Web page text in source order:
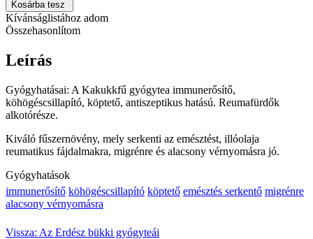
Kosárba tesz
Kívánságlistához adom
Összehasonlítom
Leírás
Gyógyhatásai: A Kakukkfű gyógytea immunerősítő,
köhögéscsillapító, köptető, antiszeptikus hatású. Reumafürdők
alkotórésze.
Kiváló fűszernövény, mely serkenti az emésztést, illóolaja
reumatikus fájdalmakra, migrénre és alacsony vérnyomásra jó.
Gyógyhatások
immunerősítő köhögéscsillapító köptető emésztés serkentő migrénre
alacsony vérnyomásra
Vissza: Az Erdész bükki gyógyteái